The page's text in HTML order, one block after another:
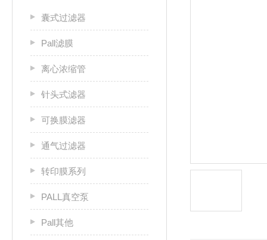
囊式过滤器
Pall滤膜
离心浓缩管
针头式滤器
可换膜滤器
通气过滤器
转印膜系列
PALL真空泵
Pall其他